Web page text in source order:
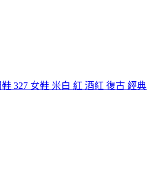
327 女鞋 米白 紅 酒紅 復古 經